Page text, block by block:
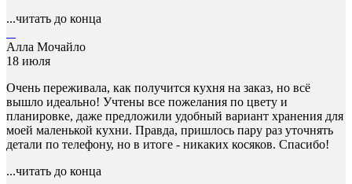
...читать до конца
Алла Мочайло
18 июля
Очень переживала, как получится кухня на заказ, но всё
вышло идеально! Учтены все пожелания по цвету и
планировке, даже предложили удобный вариант хранения для
моей маленькой кухни. Правда, пришлось пару раз уточнять
детали по телефону, но в итоге - никаких косяков. Спасибо!
...читать до конца